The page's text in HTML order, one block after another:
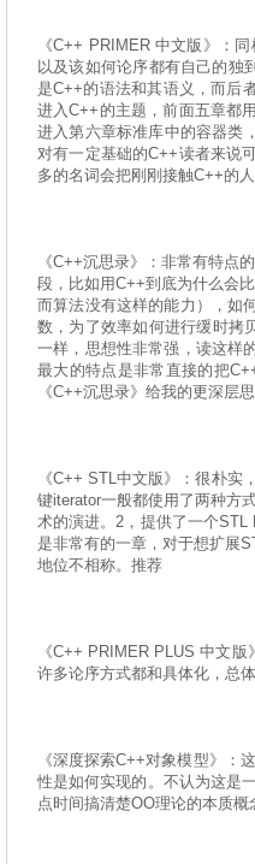
《C++ PRIMER 中文版》：
以及该如何论序都有自己的独
是C++的语法和其语义，而后
进入C++的主题，前面五章都
进入第六章标准库中的容器类
对有一定基础的C++读者来说
多的名词会把刚刚接触C++的
《C++沉思录》：非常有特点
段，比如用C++到底为什么会
而算法没有这样的能力），如
数，为了效率如何进行缓时拷
一样，思想性非常强，读这样
最大的特点是非常直接的把
《C++沉思录》给我的更深层
《C++ STL中文版》：很朴
键iterator一般都使用了两种方
术的演进。2，提供了一个
是非常有的一章，对于想扩展
地位不相称。推荐
《C++ PRIMER PLUS 中文
许多论序方式都和具体化，总
《深度探索C++对象模型》：
性是如何实现的。不认为这是
点时间搞清楚OO理论的本质